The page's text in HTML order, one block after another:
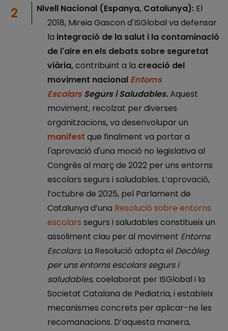
Nivell Nacional (Espanya, Catalunya): El
2018, Mireia Gascon d'ISGlobal va defensar
la integració de la salut i la contaminació
de l'aire en els debats sobre seguretat
viària,contribuint a la creació del
moviment nacional Entorns
EscolarsSegurs i Saludables.Aquest
moviment, recolzat per diverses
organitzacions, va desenvolupar un
manifest que finalment va portar a
l'aprovació d'una moció no legislativa al
Congrés al març de 2022 per uns entorns
escolars segurs i saludables. L’aprovació,
l’octubre de 2025, pel Parlament de
Catalunya d’una Resolució sobre entorns
escolars segurs i saludables constitueix un
assoliment clau per al moviment Entorns
Escolars. La Resolució adopta el Decàleg
per uns entorns escolars segurs i
saludables, coelaborat per ISGlobal i la
Societat Catalana de Pediatria, i estableix
mecanismes concrets per aplicar-ne les
recomanacions. D’aquesta manera,